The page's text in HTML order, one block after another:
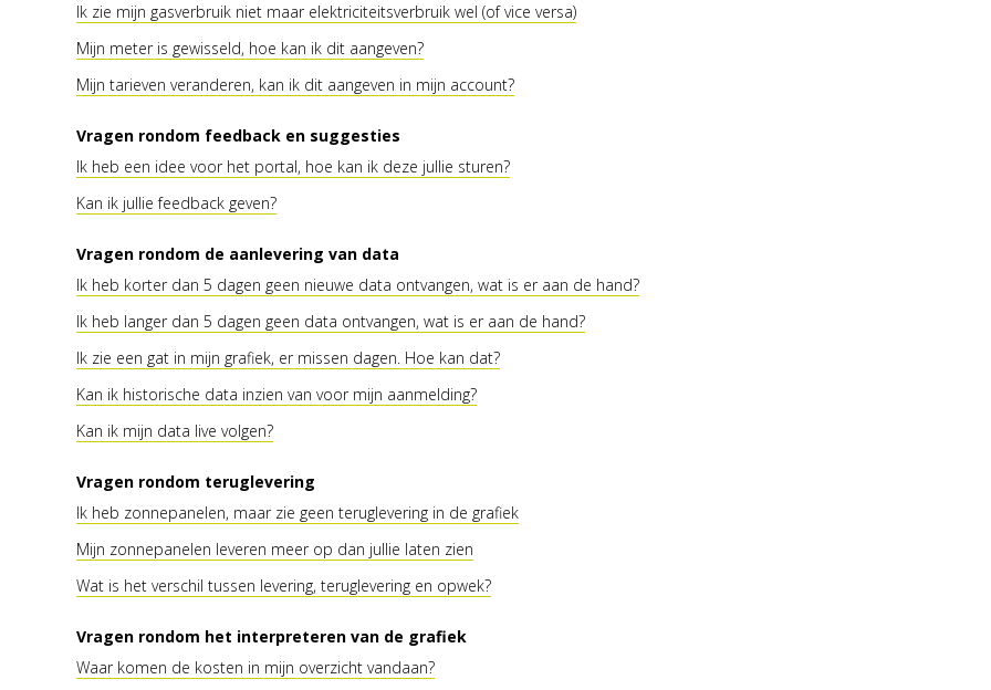
Ik zie mijn gasverbruik niet maar elektriciteitsverbruik wel (of vice versa)
Mijn meter is gewisseld, hoe kan ik dit aangeven?
Mijn tarieven veranderen, kan ik dit aangeven in mijn account?
Vragen rondom feedback en suggesties
Ik heb een idee voor het portal, hoe kan ik deze jullie sturen?
Kan ik jullie feedback geven?
Vragen rondom de aanlevering van data
Ik heb korter dan 5 dagen geen nieuwe data ontvangen, wat is er aan de hand?
Ik heb langer dan 5 dagen geen data ontvangen, wat is er aan de hand?
Ik zie een gat in mijn grafiek, er missen dagen. Hoe kan dat?
Kan ik historische data inzien van voor mijn aanmelding?
Kan ik mijn data live volgen?
Vragen rondom teruglevering
Ik heb zonnepanelen, maar zie geen teruglevering in de grafiek
Mijn zonnepanelen leveren meer op dan jullie laten zien
Wat is het verschil tussen levering, teruglevering en opwek?
Vragen rondom het interpreteren van de grafiek
Waar komen de kosten in mijn overzicht vandaan?